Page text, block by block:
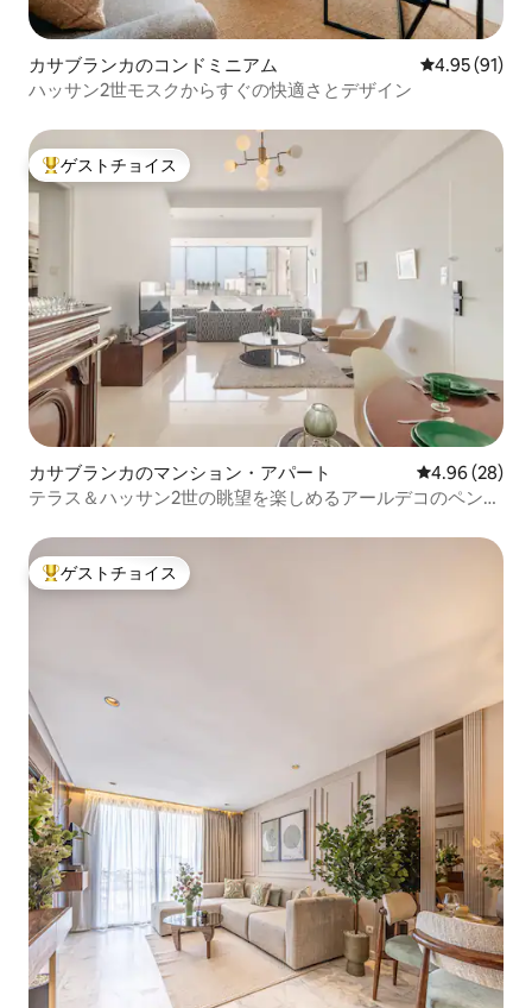
カサブランカのコンドミニアム レビュー91
4.95 (91)
ハッサン2世モスクからすぐの快適さとデザイン
大好評のゲストチョイスです。
ゲストチョイス
カサブランカのマンション・アパート レビュー28
4.96 (28)
テラス＆ハッサン2世の眺望を楽しめるアールデコのペント
大好評のゲストチョイスです。
ゲストチョイス